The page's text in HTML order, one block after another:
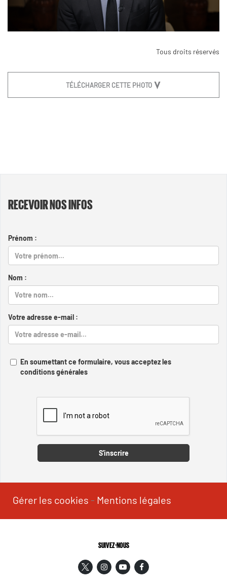
Tous droits réservés
TÉLÉCHARGER CETTE PHOTO
RECEVOIR NOS INFOS
Prénom :
Nom :
Votre adresse e-mail :
En soumettant ce formulaire, vous acceptez les
conditions générales
S'inscrire
Gérer les cookies - Mentions légales
SUIVEZ-NOUS